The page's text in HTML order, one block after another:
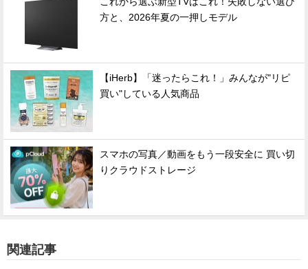
方と、2026年夏の一押しモデル
【iHerb】「迷ったらこれ！」みんなが"リピ
買い"している人気商品
スマホの写真／動画をもう一段安全に 買い切
りクラウドストレージ
関連記事